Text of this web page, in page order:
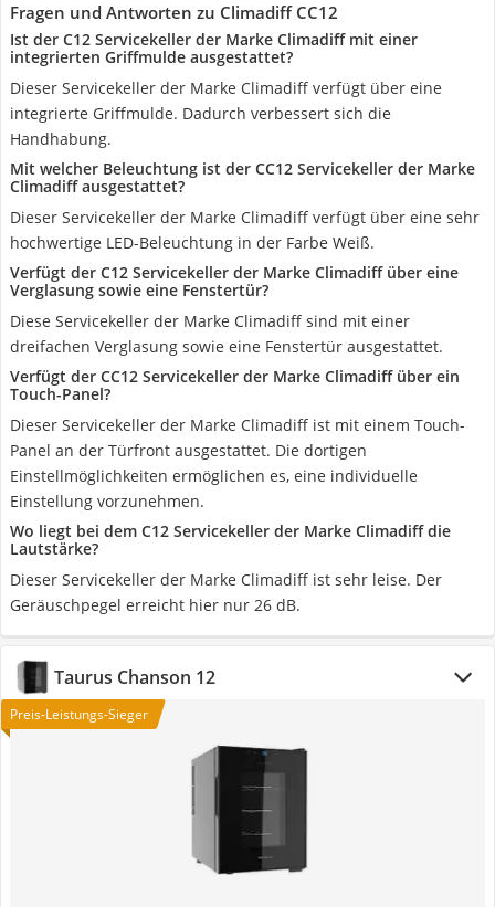
Fragen und Antworten zu Climadiff CC12
Ist der C12 Servicekeller der Marke Climadiff mit einer
integrierten Griffmulde ausgestattet?
Dieser Servicekeller der Marke Climadiff verfügt über eine
integrierte Griffmulde. Dadurch verbessert sich die
Handhabung.
Mit welcher Beleuchtung ist der CC12 Servicekeller der Marke
Climadiff ausgestattet?
Dieser Servicekeller der Marke Climadiff verfügt über eine sehr
hochwertige LED-Beleuchtung in der Farbe Weiß.
Verfügt der C12 Servicekeller der Marke Climadiff über eine
Verglasung sowie eine Fenstertür?
Diese Servicekeller der Marke Climadiff sind mit einer
dreifachen Verglasung sowie eine Fenstertür ausgestattet.
Verfügt der CC12 Servicekeller der Marke Climadiff über ein
Touch-Panel?
Dieser Servicekeller der Marke Climadiff ist mit einem Touch-
Panel an der Türfront ausgestattet. Die dortigen
Einstellmöglichkeiten ermöglichen es, eine individuelle
Einstellung vorzunehmen.
Wo liegt bei dem C12 Servicekeller der Marke Climadiff die
Lautstärke?
Dieser Servicekeller der Marke Climadiff ist sehr leise. Der
Geräuschpegel erreicht hier nur 26 dB.
Taurus Chanson 12
Preis-Leistungs-Sieger